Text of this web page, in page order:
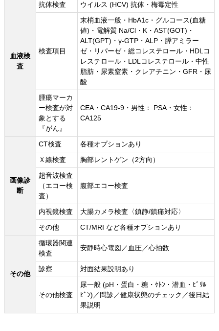
血液検
査
抗体検査
ウイルス (HCV) 抗体・梅毒定性
検査項目
末梢血液一般・HbA1c・グルコース(血糖
値)・電解質 Na/Cl・K・AST(GOT)・
ALT(GPT)・γ-GTP・ALP・膵アミラー
ゼ・リパーゼ・総コレステロール・HDLコ
レステロール・LDLコレステロール・中性
脂肪・尿素窒素・クレアチニン・GFR・尿
酸
腫瘍マーカ
ー検査が対
象とする
『がん』
CEA・CA19-9・男性： PSA・女性：
CA125
画像診
断
CT検査
各種オプションあり
Ｘ線検査
胸部レントゲン（2方向）
超音波検査
（エコー検
査）
腹部エコー検査
内視鏡検査
大腸カメラ検査〈鎮静/鎮痛対応〉
その他
CT/MRI など各種オプションあり
その他
循環器関連
検査
安静時心電図／血圧／心拍数
診察 対面結果説明あり
その他検査
尿一般 (pH・蛋白・糖・ｹﾄﾝ・潜血・ﾋﾞﾘﾙ
ﾋﾞﾝ)／問診／健康状態のチェック／後日結
果説明